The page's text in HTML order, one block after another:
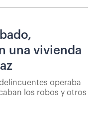
una vivienda
operaba
los robos y otros